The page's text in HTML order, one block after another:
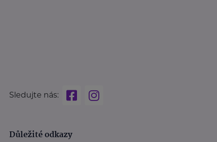
Sledujte nás:
Důležité odkazy